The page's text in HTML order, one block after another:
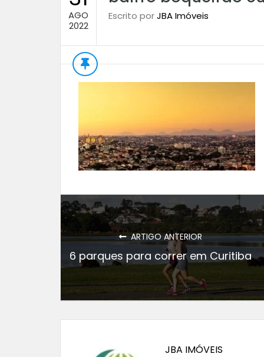
AGO
2022
Escrito porJBA Imóveis
ARTIGO ANTERIOR
6 parques para correr em Curitiba
JBA IMÓVEIS